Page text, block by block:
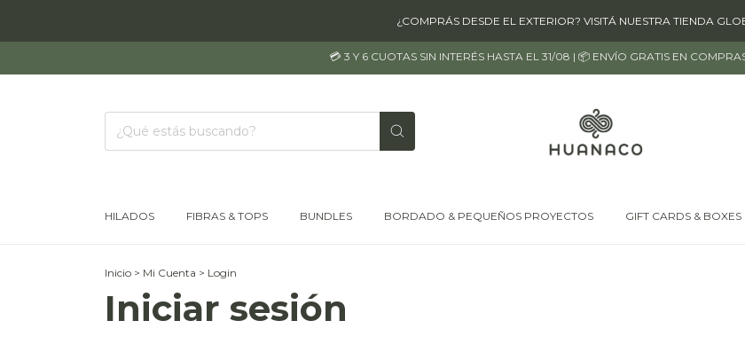
¿COMPRÁS DESDE EL EXTERIOR? VISITÁ NUESTRA TIENDA
💳 3 Y 6 CUOTAS SIN INTERÉS HASTA EL 31/08 | 📦 ENVÍO GRATIS EN
HILADOS FIBRAS & TOPS BUNDLES BORDADO & PEQUEÑOS PROYECTOS GIFT CARDS & BOXES
Inicio > Mi Cuenta > Login
Iniciar sesión